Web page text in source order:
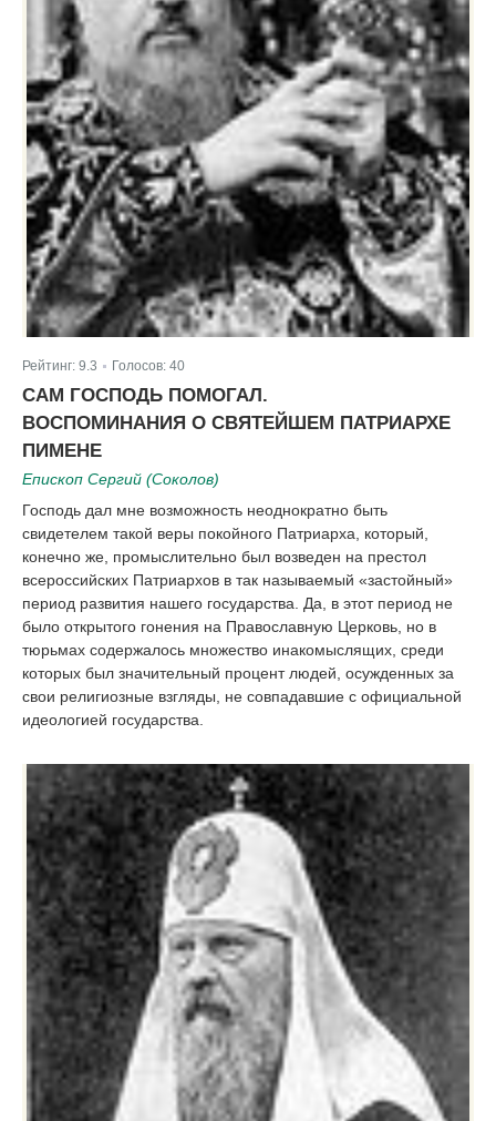
Рейтинг: 9.3 Голосов: 40
САМ ГОСПОДЬ ПОМОГАЛ.
ВОСПОМИНАНИЯ О СВЯТЕЙШЕМ ПАТРИАРХЕ
ПИМЕНЕ
Епископ Сергий (Соколов)
Господь дал мне возможность неоднократно быть
свидетелем такой веры покойного Патриарха, который,
конечно же, промыслительно был возведен на престол
всероссийских Патриархов в так называемый «застойный»
период развития нашего государства. Да, в этот период не
было открытого гонения на Православную Церковь, но в
тюрьмах содержалось множество инакомыслящих, среди
которых был значительный процент людей, осужденных за
свои религиозные взгляды, не совпадавшие с официальной
идеологией государства.